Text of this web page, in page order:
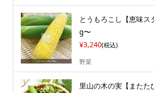
とうもろこし【恵味ス
g〜
¥3,240(税込)
野菜
里山の木の実【またた